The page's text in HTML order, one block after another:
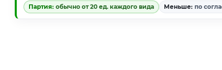
Партия: обычно от 20 ед. каждого вида Меньше: по